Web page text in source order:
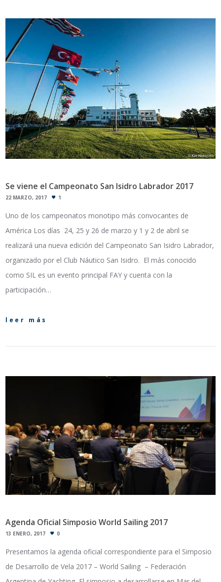
Se viene el Campeonato San Isidro Labrador 2017
22 MARZO, 2017 1
Uno de los campeonatos monotipo más convocantes de
América Los días 24, 25 y 26 de marzo y 1 y 2 de abril se
realizará una nueva edición del Campeonato San Isidro Labrador,
organizado por el Club Náutico San Isidro. El más conocido
como SIL es un evento principal FAY y cuenta con la
participación…
leer más
Agenda Oficial Simposio World Sailing 2017
13 ENERO, 2017 0
Presentamos la agenda oficial correspondiente para el Simposio
de Desarrollo de Vela 2017 – World Sailing – Federación